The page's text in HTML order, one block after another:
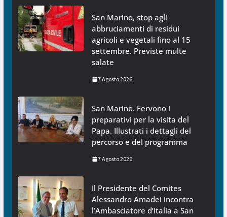
San Marino, stop agli
abbruciamenti di residui
agricoli e vegetali fino al 15
settembre. Previste multe
salate
7 Agosto 2026
San Marino. Fervono i
preparativi per la visita del
Papa. Illustrati i dettagli del
percorso e del programma
7 Agosto 2026
Il Presidente del Comites
Alessandro Amadei incontra
l’Ambasciatore d’Italia a San